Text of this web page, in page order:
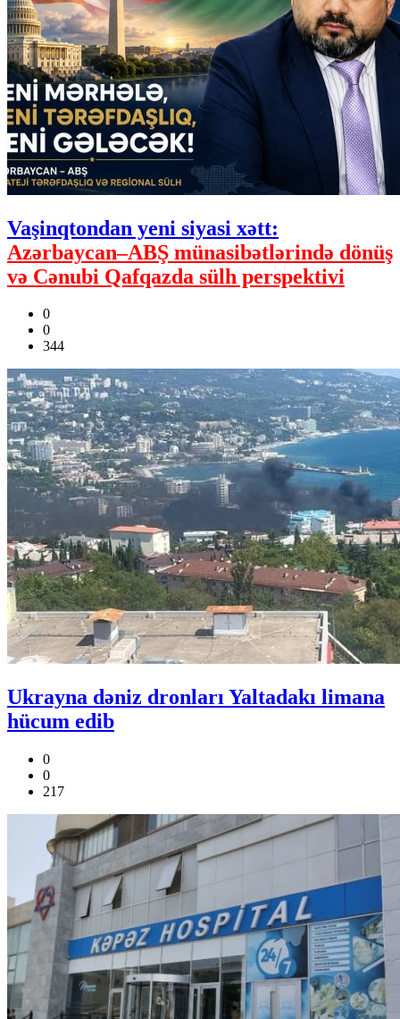
Vaşinqtondan yeni siyasi xətt:
Azərbaycan–ABŞ münasibətlərində dönüş
və Cənubi Qafqazda sülh perspektivi
0
0
344
Ukrayna dəniz dronları Yaltadakı limana
hücum edib
0
0
217